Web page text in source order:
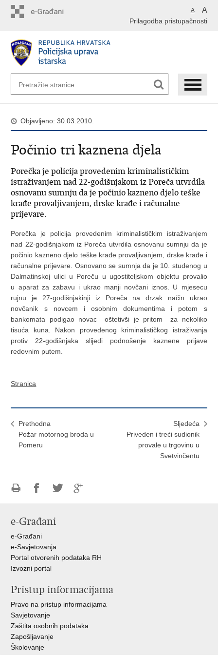
A A
Prilagodba pristupačnosti
Objavljeno: 30.03.2010.
Počinio tri kaznena djela
Porečka je policija provedenim kriminalističkim
istraživanjem nad 22-godišnjakom iz Poreča utvrdila
osnovanu sumnju da je počinio kazneno djelo teške
krađe provaljivanjem, drske krađe i računalne
prijevare.
Porečka je policija provedenim kriminalističkim istraživanjem
nad 22-godišnjakom iz Poreča utvrdila osnovanu sumnju da je
počinio kazneno djelo teške krađe provaljivanjem, drske krađe i
računalne prijevare. Osnovano se sumnja da je 10. studenog u
Dalmatinskoj ulici u Poreču u ugostiteljskom objektu provalio
u aparat za zabavu i ukrao manji novčani iznos. U mjesecu
rujnu je 27-godišnjakinji iz Poreča na drzak način ukrao
novčanik s novcem i osobnim dokumentima i potom s
bankomata podigao novac oštetivši je pritom za nekoliko
tisuća kuna. Nakon provedenog kriminalističkog istraživanja
protiv 22-godišnjaka slijedi podnošenje kaznene prijave
redovnim putem.
Stranica
Prethodna
Požar motornog broda u
Pomeru
Sljedeća
Priveden i treći sudionik
provale u trgovinu u
Svetvinčentu
FacebookuTwitteru
e-Građani
e-Građani
e-Savjetovanja
Portal otvorenih podataka RH
Izvozni portal
Pristup informacijama
Pravo na pristup informacijama
Savjetovanje
Zaštita osobnih podataka
Zapošljavanje
Školovanje